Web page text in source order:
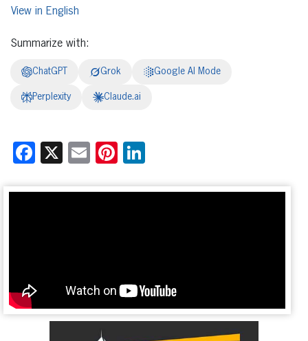
English
Summarize with:
ChatGPT Grok Google AI Mode
Perplexity Claude.ai
Facebook
X EmailPinterest